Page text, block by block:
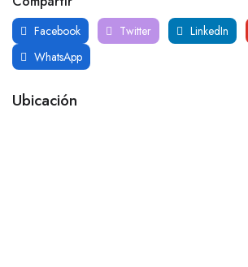
Facebook Twitter LinkedIn
WhatsApp
Ubicación